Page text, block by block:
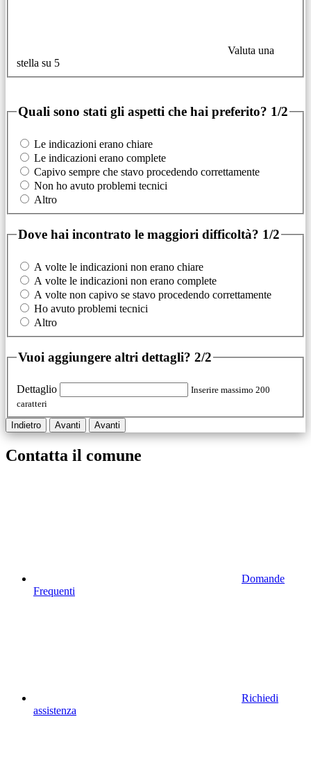
Valuta una
stella su 5
Quali sono stati gli aspetti che hai preferito? 1/2
Le indicazioni erano chiare
Le indicazioni erano complete
Capivo sempre che stavo procedendo correttamente
Non ho avuto problemi tecnici
Altro
Dove hai incontrato le maggiori difficoltà? 1/2
A volte le indicazioni non erano chiare
A volte le indicazioni non erano complete
A volte non capivo se stavo procedendo correttamente
Ho avuto problemi tecnici
Altro
Vuoi aggiungere altri dettagli? 2/2
Dettaglio
Inserire massimo 200
caratteri
Indietro Avanti Avanti
Contatta il comune
Domande
Frequenti
Richiedi
assistenza